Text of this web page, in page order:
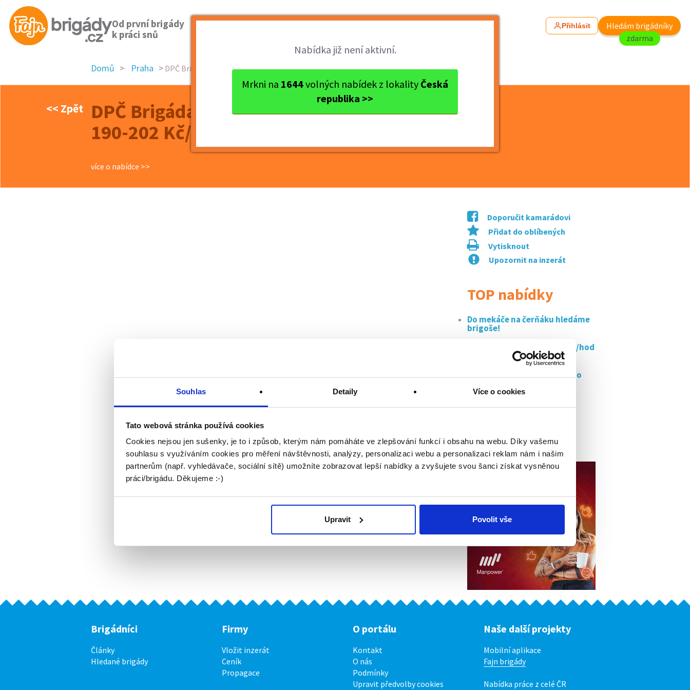
Souhlas Detaily Více o cookies
Tato webová stránka používá cookies
Cookies nejsou jen sušenky, je to i způsob, kterým nám pomáháte ve zlepšování funkcí i obsahu na webu. Díky vašemu
souhlasu s využíváním cookies pro měření návštěvnosti, analýzy, personalizaci webu a personalizaci reklam nám i našim
partnerům (např. vyhledávače, sociální sítě) umožníte zobrazovat lepší nabídky a zvyšujete svou šanci získat vysněnou
práci/brigádu. Děkujeme :-)
Upravit Povolit vše
Od první brigády
k práci snů
Přihlásit
Hledám brigádníky
zdarma
Nabídka již není aktivní.
Mrkni na 1644volných nabídek z lokality Česká
republika >>
Domů Praha DPČ Brigáda v obchodě Praha...
<< Zpět
DPČ Brigáda v obchodě Praha Palmovka
190-202 Kč/hod. + stravné 60 Kč
více o nabídce >>
Doporučit kamarádovi
Přidat do oblíbených
Vytisknout
Upozornit na inzerát
TOP nabídky
Do mekáče na čerňáku hledáme
brigoše!
Brigáda recepce - 200-250kč/hod
Obsluha moderního školního
bohdalec
pracovní agenturu
Brigádníci
Články
Hledané brigády
Firmy
Vložit inzerát
Ceník
Propagace
O portálu
Kontakt
O nás
Podmínky
Upravit předvolby cookies
Naše další projekty
Mobilní aplikace
Fajn brigády
Nabídka práce z celé ČR